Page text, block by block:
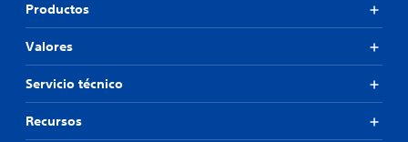
Productos
Valores
Servicio técnico
Recursos